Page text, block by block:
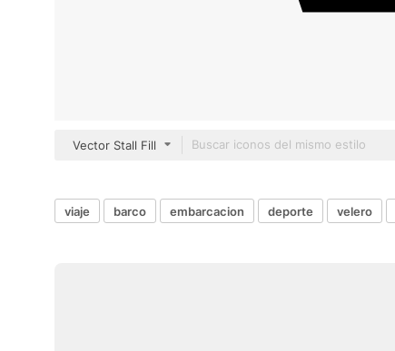
Vector Stall Fill
viaje barco embarcacion deporte velero